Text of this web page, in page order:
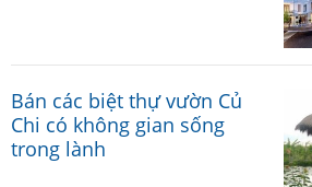
Bán các biệt thự vườn Củ
Chi có không gian sống
trong lành